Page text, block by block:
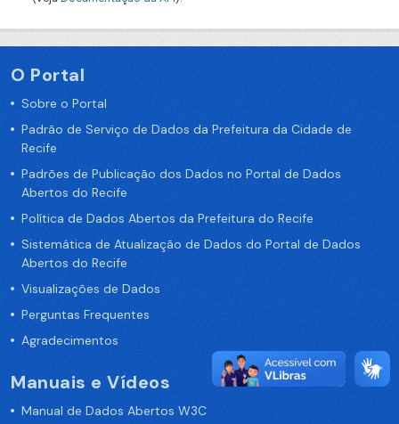
O Portal
Sobre o Portal
Padrão de Serviço de Dados da Prefeitura da Cidade de
Recife
Padrões de Publicação dos Dados no Portal de Dados
Abertos do Recife
Política de Dados Abertos da Prefeitura do Recife
Sistemática de Atualização de Dados do Portal de Dados
Abertos do Recife
Visualizações de Dados
Perguntas Frequentes
Agradecimentos
Manuais e Vídeos
Manual de Dados Abertos W3C